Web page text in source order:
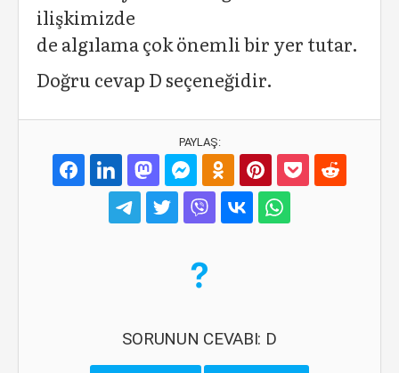
ilişkimizde
de algılama çok önemli bir yer tutar.
Doğru cevap D seçeneğidir.
PAYLAŞ:
SORUNUN CEVABI: D